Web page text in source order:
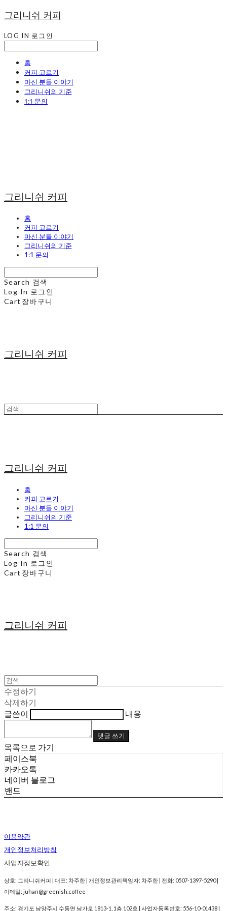
그리니쉬 커피
LOG IN 로그인
홈
커피 고르기
마신 분들 이야기
그리니쉬의 기준
1:1 문의
그리니쉬 커피
홈
커피 고르기
마신 분들 이야기
그리니쉬의 기준
1:1 문의
Search 검색
Log In 로그인
Cart 장바구니
그리니쉬 커피
그리니쉬 커피
홈
커피 고르기
마신 분들 이야기
그리니쉬의 기준
1:1 문의
Search 검색
Log In 로그인
Cart 장바구니
그리니쉬 커피
수정하기
삭제하기
글쓴이
내용
댓글 쓰기
목록으로 가기
페이스북
카카오톡
네이버 블로그
밴드
이용약관
개인정보처리방침
사업자정보확인
상호: 그리니쉬커피 | 대표: 차주한 | 개인정보관리책임자: 차주한 | 전화: 0507-1397-5290 |
이메일: juhan@greenish.coffee
주소: 경기도 남양주시 수동면 남가로 1813-1, 1층 102호 | 사업자등록번호: 556-10-01438 |